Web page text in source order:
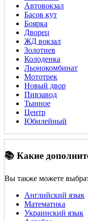
Автовокзал
Басов кут
Боярка
Дворец
ЖД вокзал
Золотиев
Колоденка
Льонокомбинат
Мототрек
Новый двор
Пивзавод
Тынное
Центр
Юбилейный
📚 Какие
Вы также можете
Английский язык
Математика
Украинский язык